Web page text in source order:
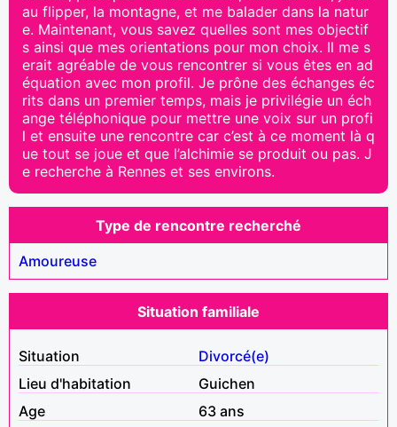
au flipper, la montagne, et me balader dans la natur
e. Maintenant, vous savez quelles sont mes objectif
s ainsi que mes orientations pour mon choix. Il me s
erait agréable de vous rencontrer si vous êtes en ad
équation avec mon profil. Je prône des échanges éc
rits dans un premier temps, mais je privilégie un éch
ange téléphonique pour mettre une voix sur un profi
l et ensuite une rencontre car c’est à ce moment là q
ue tout se joue et que l’alchimie se produit ou pas. J
e recherche à Rennes et ses environs.
Type de rencontre recherché
Amoureuse
Situation familiale
Situation
Divorcé(e)
Lieu d'habitation
Guichen
Age
63 ans